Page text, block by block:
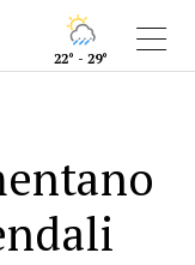
22° - 29°